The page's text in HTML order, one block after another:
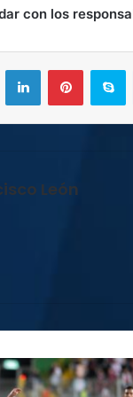
con los
LinkedInPinterest
León